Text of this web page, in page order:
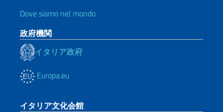
Dove siamo nel mondo
政府機関
イタリア政府
Europa.eu
イタリア文化会館